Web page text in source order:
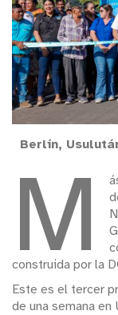
Berlín,
M
construida por la
Este es el tercer
de una semana en